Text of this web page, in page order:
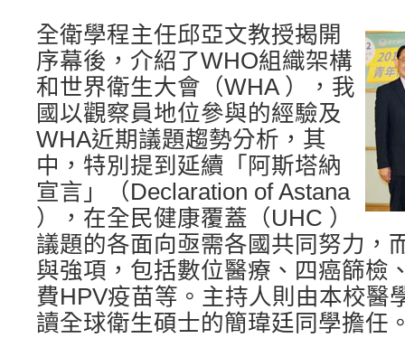
全衛學程主任邱亞文教授揭開
序幕後，介紹了WHO組織架構
和世界衛生大會（WHA ），我
國以觀察員地位參與的經驗及
WHA近期議題趨勢分析，其
中，特別提到延續「阿斯塔納
宣言」（Declaration of Astana
），在全民健康覆蓋（UHC ）
議題的各面向亟需各國共同努力，
與強項，包括數位醫療、四癌篩檢
費HPV疫苗等。主持人則由本校醫
讀全球衛生碩士的簡瑋廷同學擔任